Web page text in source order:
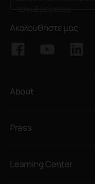
Ακολουθήστε μας
About
Press
Learning Center